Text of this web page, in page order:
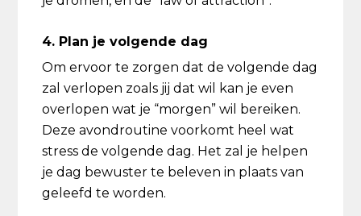
4. Plan je volgende dag
Om ervoor te zorgen dat de volgende dag
zal verlopen zoals jij dat wil kan je even
overlopen wat je “morgen” wil bereiken.
Deze avondroutine voorkomt heel wat
stress de volgende dag. Het zal je helpen
je dag bewuster te beleven in plaats van
geleefd te worden.